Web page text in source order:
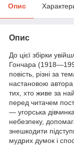
Опис
Опис
До цієї збірки
Гончара
повість, різні за
настановою
тих, хто живе за
перед читачем
— угорська
небезпеку,
знешкодити
мудрих думок і